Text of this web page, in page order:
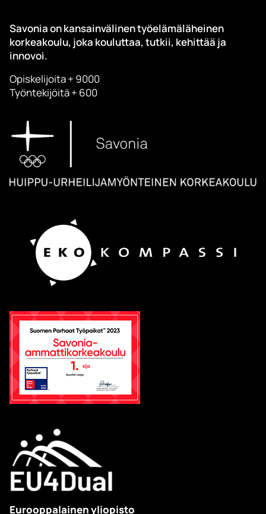
Savonia on kansainvälinen työelämäläheinen
korkeakoulu, joka kouluttaa, tutkii, kehittää ja
innovoi.
Opiskelijoita + 9000
Työntekijöitä + 600
Eurooppalainen yliopisto